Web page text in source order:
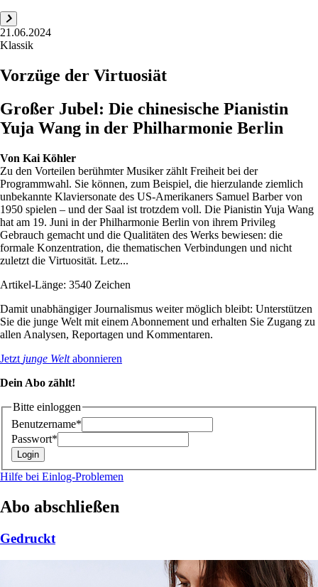
21.06.2024
Klassik
Vorzüge der Virtuosiät
Großer Jubel: Die chinesische Pianistin
Yuja Wang in der Philharmonie Berlin
Von Kai Köhler
Zu den Vorteilen berühmter Musiker zählt Freiheit bei der
Programmwahl. Sie können, zum Beispiel, die hierzulande ziemlich
unbekannte Klaviersonate des US-Amerikaners Samuel Barber von
1950 spielen – und der Saal ist trotzdem voll. Die Pianistin Yuja Wang
hat am 19. Juni in der Philharmonie Berlin von ihrem Privileg
Gebrauch gemacht und die Qualitäten des Werks bewiesen: die
formale Konzentration, die thematischen Verbindungen und nicht
zuletzt die Virtuosität. Letz...
Artikel-Länge: 3540 Zeichen
Damit unabhängiger Journalismus weiter möglich bleibt: Unterstützen
Sie die junge Welt mit einem Abonnement und erhalten Sie Zugang zu
allen Analysen, Reportagen und Kommentaren.
Jetzt junge Weltabonnieren
Dein Abo zählt!
Bitte einloggen
Benutzername*
Passwort*
Hilfe bei Einlog-Problemen
Abo abschließen
Gedruckt